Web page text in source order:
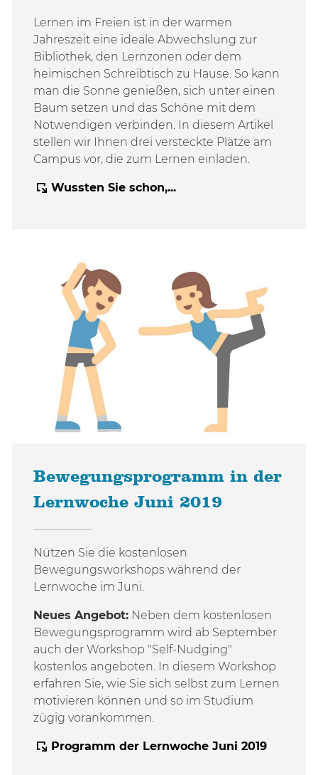
Lernen im Freien ist in der warmen
Jahreszeit eine ideale Abwechslung zur
Bibliothek, den Lernzonen oder dem
heimischen Schreibtisch zu Hause. So kann
man die Sonne genießen, sich unter einen
Baum setzen und das Schöne mit dem
Notwendigen verbinden. In diesem Artikel
stellen wir Ihnen drei versteckte Plätze am
Campus vor, die zum Lernen einladen.
Wussten Sie schon,...
Bewegungsprogramm in der
Lernwoche Juni 2019
Nützen Sie die kostenlosen
Bewegungsworkshops während der
Lernwoche im Juni.
Neues Angebot: Neben dem kostenlosen
Bewegungsprogramm wird ab September
auch der Workshop "Self-Nudging"
kostenlos angeboten. In diesem Workshop
erfahren Sie, wie Sie sich selbst zum Lernen
motivieren können und so im Studium
zügig vorankommen.
Programm der Lernwoche Juni 2019